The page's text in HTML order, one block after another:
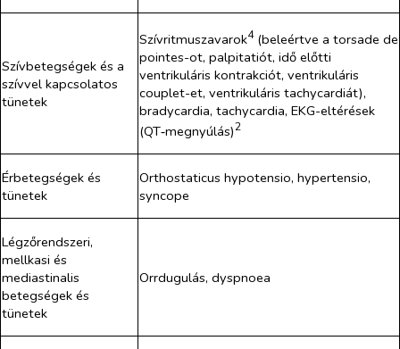
Szívbetegségek és a
szívvel kapcsolatos
tünetek
Szívritmuszavarok4(beleértve a torsade de
pointes-ot, palpitatiót, idő előtti
ventrikuláris kontrakciót, ventrikuláris
couplet-et, ventrikuláris tachycardiát),
bradycardia, tachycardia, EKG-eltérések
(QT‑megnyúlás)2
Érbetegségek és
tünetek
Orthostaticus hypotensio, hypertensio,
syncope
Légzőrendszeri,
mellkasi és
mediastinalis
betegségek és
tünetek
Orrdugulás, dyspnoea